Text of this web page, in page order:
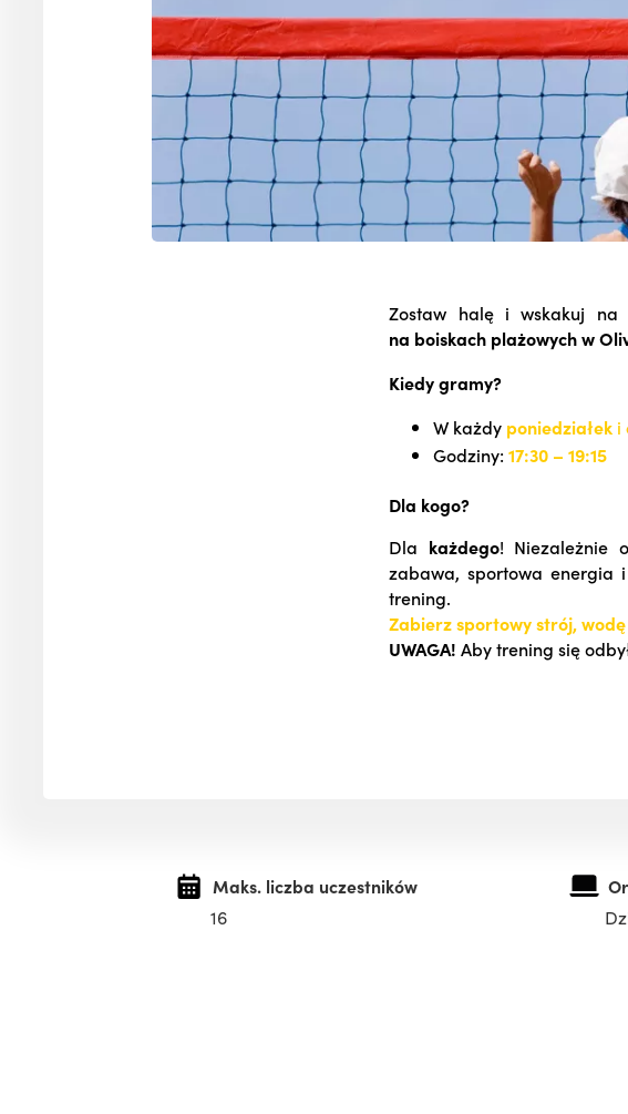
Zostaw halę i wskakuj na
na boiskach plażowych w
Kiedy gramy?
W każdy poniedziałek i
Godziny:17:30 – 19:15
Dla kogo?
Dla każdego! Niezależnie
zabawa, sportowa energia
trening.
Zabierz sportowy strój,
UWAGA! Aby trening się
Maks. liczba uczestników
16